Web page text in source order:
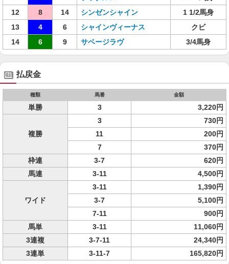
12
8 14 シンゼンシャイン
1 1/2馬身
13
4 6 シャインヴィーナス
クビ
14
6 9 サベージラヴ 3/4馬身
払戻金
種類 馬番 金額
単勝 3 3,220円
複勝
3
730円
11
200円
7
370円
枠連
3-7
620円
馬連
3-11 4,500円
ワイド
3-11
1,390円
3-7
5,100円
7-11
900円
馬単
3-11
11,060円
3連複
3-7-11
24,340円
3連単
3-11-7 165,820円